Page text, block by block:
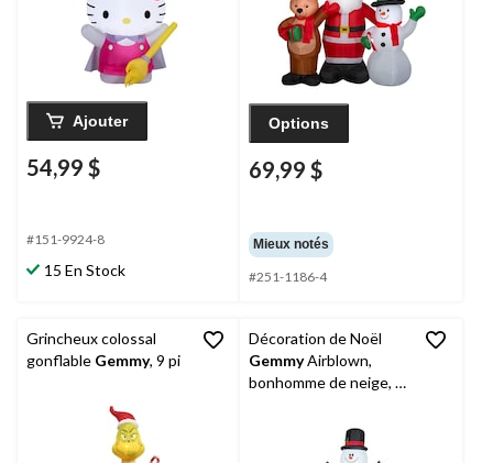
Ajouter
54,99 $
#151-9924-8
15 En Stock
Options
69,99 $
Mieux notés
#251-1186-4
Grincheux colossal
gonflable Gemmy, 9 pi
Décoration de Noël
GemmyAirblown,
bonhomme de neige, 6